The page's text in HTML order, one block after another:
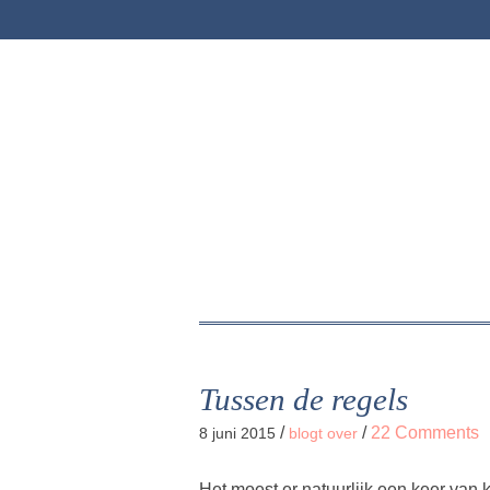
Tussen de regels
8 juni 2015 / blogt over / 22 Comments